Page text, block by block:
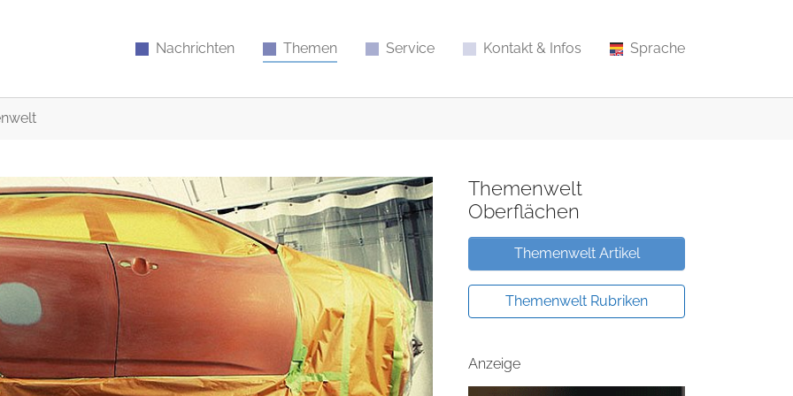
Nachrichten Themen Service Kontakt & Infos Sprache
Themenwelt
Oberflächen
Themenwelt Artikel
Themenwelt Rubriken
Anzeige